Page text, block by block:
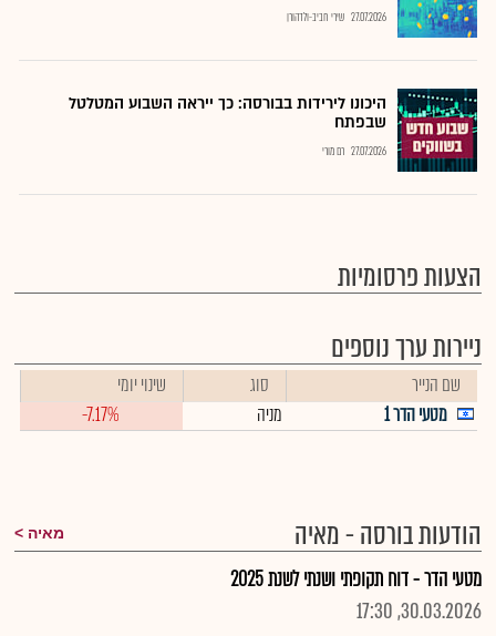
27.07.2026 שירי חביב-ולדהורן
היכונו לירידות בבורסה: כך ייראה השבוע המטלטל
שבפתח
27.07.2026 רם מורי
הצעות פרסומיות
ניירות ערך נוספים
שם הנייר סוג
שינוי יומי
מטעי הדר 1
מניה -7.17%
הודעות בורסה - מאיה מאיה
מטעי הדר - דוח תקופתי ושנתי לשנת 2025
30.03.2026, 17:30